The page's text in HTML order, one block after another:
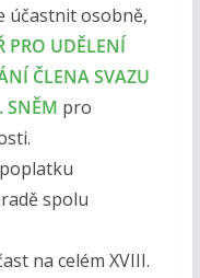
účastnit osobně,
PRO UDĚLENÍ
ČLENA SVAZU
SNĚM pro
spolu
na celém XVIII.